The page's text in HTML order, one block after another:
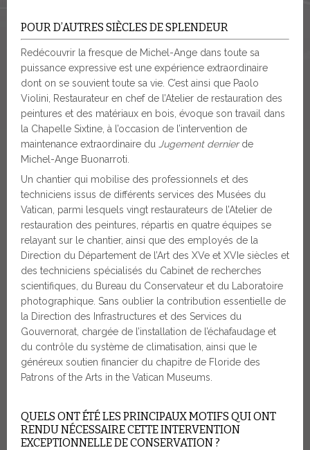
POUR D’AUTRES SIÈCLES DE SPLENDEUR
Redécouvrir la fresque de Michel-Ange dans toute sa
puissance expressive est une expérience extraordinaire
dont on se souvient toute sa vie. C’est ainsi que Paolo
Violini, Restaurateur en chef de l’Atelier de restauration des
peintures et des matériaux en bois, évoque son travail dans
la Chapelle Sixtine, à l’occasion de l’intervention de
maintenance extraordinaire du Jugement dernierde
Michel-Ange Buonarroti.
Un chantier qui mobilise des professionnels et des
techniciens issus de différents services des Musées du
Vatican, parmi lesquels vingt restaurateurs de l’Atelier de
restauration des peintures, répartis en quatre équipes se
relayant sur le chantier, ainsi que des employés de la
Direction du Département de l’Art des XVe et XVIe siècles et
des techniciens spécialisés du Cabinet de recherches
scientifiques, du Bureau du Conservateur et du Laboratoire
photographique. Sans oublier la contribution essentielle de
la Direction des Infrastructures et des Services du
Gouvernorat, chargée de l’installation de l’échafaudage et
du contrôle du système de climatisation, ainsi que le
généreux soutien financier du chapitre de Floride des
Patrons of the Arts in the Vatican Museums.
QUELS ONT ÉTÉ LES PRINCIPAUX MOTIFS QUI ONT
RENDU NÉCESSAIRE CETTE INTERVENTION
EXCEPTIONNELLE DE CONSERVATION ?